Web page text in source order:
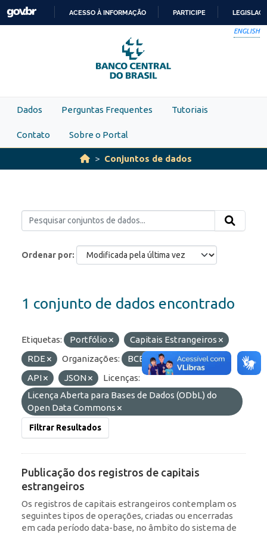
Skip to main content
PARA
O
CONTEÚDO
ACESSO À INFORMAÇÃO PARTICIPE
ENGLISH
Dados Perguntas Frequentes Tutoriais
Contato Sobre o Portal
Conjuntos de dados
Ordenar por
1 conjunto de dados encontrado
Etiquetas: Portfólio
Capitais Estrangeiros
RDE
Organizações: BCB/Dstat
Formatos:
API
JSON
Licenças:
Licença Aberta para Bases de Dados (ODbL) do
Open Data Commons
Filtrar Resultados
Publicação dos registros de capitais
estrangeiros
Os registros de capitais estrangeiros contemplam os
seguintes tipos de operações, criadas ou encerradas
em cada período data-base, no âmbito do sistema de